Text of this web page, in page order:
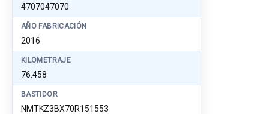
4707047070
AÑO FABRICACIÓN
2016
KILOMETRAJE
76.458
BASTIDOR
NMTKZ3BX70R151553